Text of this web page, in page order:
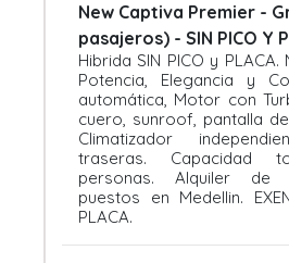
New Captiva Premier -
pasajeros) - SIN PICO Y
Hibrida SIN PICO y
Potencia, Elegancia y
automática, Motor con
cuero, sunroof, pantalla
Climatizador
traseras. Capacidad
personas. Alquiler de
puestos en Medellin.
PLACA.